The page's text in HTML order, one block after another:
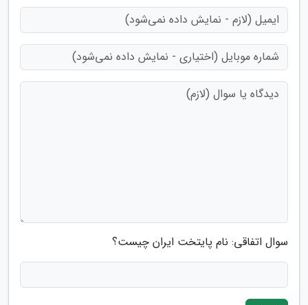
سوال اتفاقی: نام پایتخت ایران چیست؟